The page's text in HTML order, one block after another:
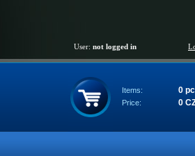
User: not logged in
Items: 0 pc
Price: 0